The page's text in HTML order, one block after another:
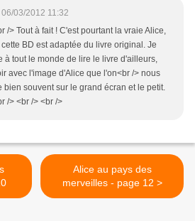
06/03/2012 11:32
/> Tout à fait ! C'est pourtant la vraie Alice,
BD est adaptée du livre original. Je
à tout le monde de lire le livre d'ailleurs,
avec l'image d'Alice que l'on<br /> nous
bien souvent sur le grand écran et le petit.
/> <br /> <br />
Alice au pays des
merveilles - page 12 >